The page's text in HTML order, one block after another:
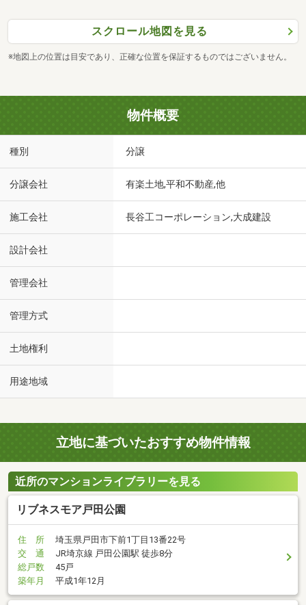
スクロール地図を見る
※地図上の位置は目安であり、正確な位置を保証するものではございません。
物件概要
種別 分譲
分譲会社 有楽土地,平和不動産,他
施工会社 長谷工コーポレーション,大成建設
設計会社
管理会社
管理方式
土地権利
用途地域
立地に基づいたおすすめ物件情報
近所のマンションライブラリーを見る
リブネスモア戸田公園
住 所
埼玉県戸田市下前1丁目13番22号
交 通
JR埼京線 戸田公園駅 徒歩8分
総戸数
45戸
築年月
平成1年12月